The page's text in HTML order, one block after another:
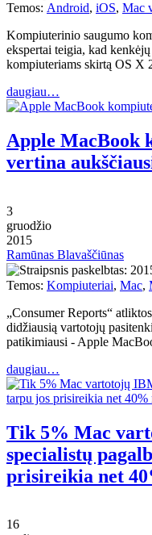
Temos: Android, iOS, Mac
Kompiuterinio saugumo
ekspertai teigia, kad
kompiuteriams skirtą OS X
daugiau…
Apple MacBook
vertina
3
gruodžio
2015
Ramūnas Blavaščiūnas
Temos: Kompiuteriai, Mac,
„Consumer Reports“
didžiausią vartotojų
patikimiausi - Apple
daugiau…
Tik 5% Mac
specialistų
prisireikia net
16